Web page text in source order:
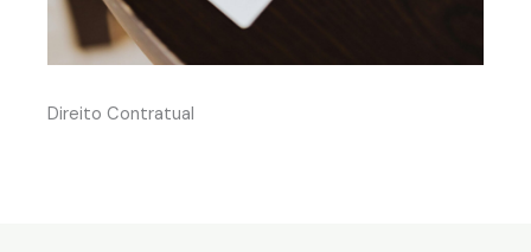
Direito Contratual